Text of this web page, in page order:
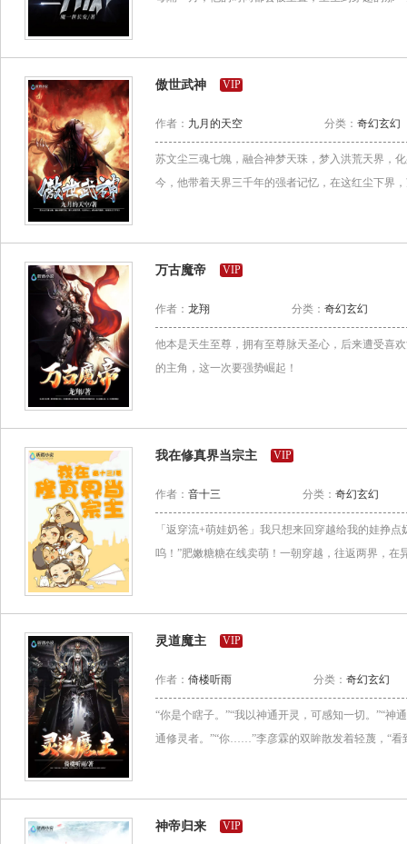
傲世武神 VIP
作者： 九月的天空 分类： 奇幻玄幻
苏文尘三魂七魄，融合神梦天珠，梦入洪荒天界，
今，他带着天界三千年的强者记忆，在这红尘下界
万古魔帝 VIP
作者： 龙翔 分类： 奇幻玄幻
他本是天生至尊，拥有至尊脉天圣心，后来遭受喜
的主角，这一次要强势崛起！
我在修真界当宗主 VIP
作者： 音十三 分类： 奇幻玄幻
「返穿流+萌娃奶爸」我只想来回穿越给我的娃挣
呜！”肥嫩糖糖在线卖萌！一朝穿越，往返两界，在
灵道魔主 VIP
作者： 倚楼听雨 分类： 奇幻玄幻
“你是个瞎子。”“我以神通开灵，可感知一切。”“神
通修灵者。”“你……”李彦霖的双眸散发着轻蔑，“看
神帝归来 VIP